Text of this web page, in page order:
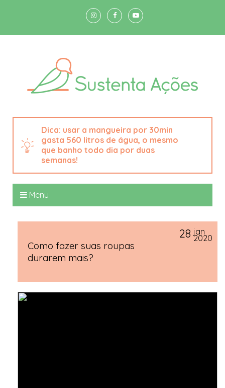
usar a mangueira por 30min
gasta 560 litros de água, o mesmo
que banho todo dia por duas
semanas!
Menu
Como fazer suas roupas
durarem mais?
28 jan
2020